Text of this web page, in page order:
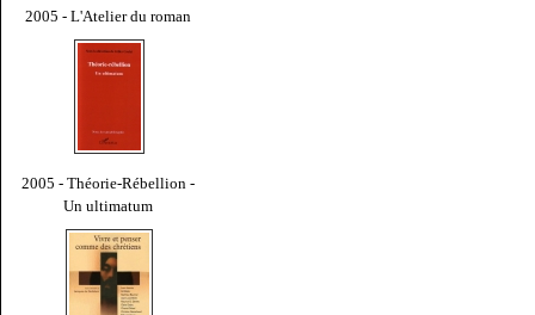
2005 - L'Atelier du roman
2005 - Théorie-Rébellion -
Un ultimatum